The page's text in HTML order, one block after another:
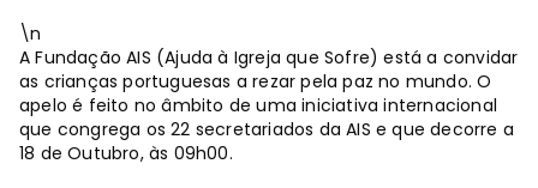
\n
A Fundação AIS (Ajuda à Igreja que Sofre) está a convidar
as crianças portuguesas a rezar pela paz no mundo. O
apelo é feito no âmbito de uma iniciativa internacional
que congrega os 22 secretariados da AIS e que decorre a
18 de Outubro, às 09h00.